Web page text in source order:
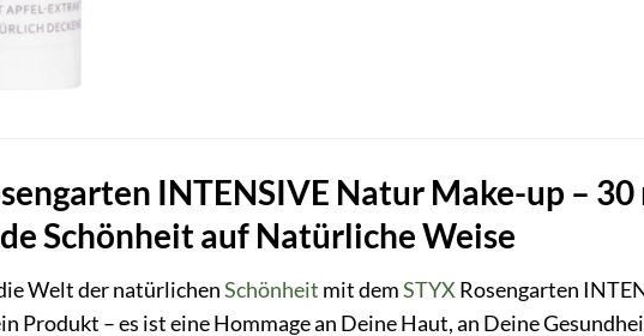
INTENSIVE Natur Make-up –
Schönheit auf Natürliche Weise
Welt der natürlichenSchönheit mit demSTYXRosengarten
Produkt – es ist eine Hommage an Deine Haut, an Deine